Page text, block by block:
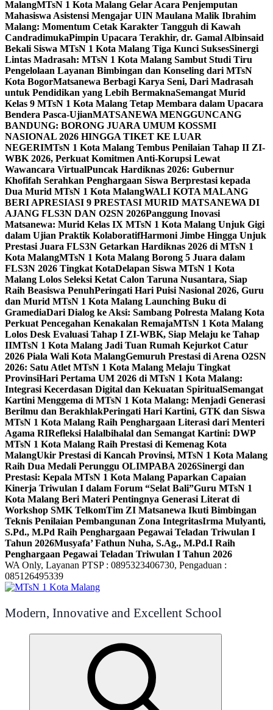
MalangMTsN 1 Kota Malang Gelar Acara Penjemputan
Mahasiswa Asistensi Mengajar UIN Maulana Malik Ibrahim
Malang: Momentum Cetak Karakter Tangguh di Kawah
CandradimukaPimpin Upacara Terakhir, dr. Gamal Albinsaid
Bekali Siswa MTsN 1 Kota Malang Tiga Kunci SuksesSinergi
Lintas Madrasah: MTsN 1 Kota Malang Sambut Studi Tiru
Pengelolaan Layanan Bimbingan dan Konseling dari MTsN
Kota BogorMatsanewa Berbagi Karya Seni, Dari Madrasah
untuk Pendidikan yang Lebih BermaknaSemangat Murid
Kelas 9 MTsN 1 Kota Malang Tetap Membara dalam Upacara
Bendera Pasca-UjianMATSANEWA MENGGUNCANG
BANDUNG: BORONG JUARA UMUM KOSSMI
NASIONAL 2026 HINGGA TIKET KE LUAR
NEGERIMTsN 1 Kota Malang Tembus Penilaian Tahap II ZI-
WBK 2026, Perkuat Komitmen Anti-Korupsi Lewat
Wawancara VirtualPuncak Hardiknas 2026: Gubernur
Khofifah Serahkan Penghargaan Siswa Berprestasi kepada
Dua Murid MTsN 1 Kota MalangWALI KOTA MALANG
BERI APRESIASI 9 PRESTASI MURID MATSANEWA DI
AJANG FLS3N DAN O2SN 2026Panggung Inovasi
Matsanewa: Murid Kelas IX MTsN 1 Kota Malang Unjuk Gigi
dalam Ujian Praktik KolaboratifHarmoni Jimbe Hingga Unjuk
Prestasi Juara FLS3N Getarkan Hardiknas 2026 di MTsN 1
Kota MalangMTsN 1 Kota Malang Borong 5 Juara dalam
FLS3N 2026 Tingkat KotaDelapan Siswa MTsN 1 Kota
Malang Lolos Seleksi Ketat Calon Taruna Nusantara, Siap
Raih Beasiswa PenuhPeringati Hari Puisi Nasional 2026, Guru
dan Murid MTsN 1 Kota Malang Launching Buku di
GramediaDari Dialog ke Aksi: Sambang Polresta Malang Kota
Perkuat Pencegahan Kenakalan RemajaMTsN 1 Kota Malang
Lolos Desk Evaluasi Tahap I ZI-WBK, Siap Melaju ke Tahap
IIMTsN 1 Kota Malang Jadi Tuan Rumah Kejurkot Catur
2026 Piala Wali Kota MalangGemuruh Prestasi di Arena O2SN
2026: Satu Atlet MTsN 1 Kota Malang Melaju Tingkat
ProvinsiHari Pertama UM 2026 di MTsN 1 Kota Malang:
Integrasi Kecerdasan Digital dan Kekuatan SpiritualSemangat
Kartini Menggema di MTsN 1 Kota Malang: Menjadi Generasi
Berilmu dan BerakhlakPeringati Hari Kartini, GTK dan Siswa
MTsN 1 Kota Malang Raih Penghargaan Literasi dari Menteri
Agama RIRefleksi Halalbihalal dan Semangat Kartini: DWP
MTsN 1 Kota Malang Raih Prestasi di Kemenag Kota
MalangUkir Prestasi di Kancah Provinsi, MTsN 1 Kota Malang
Raih Dua Medali Perunggu OLIMPABA 2026Sinergi dan
Prestasi: Kepala MTsN 1 Kota Malang Paparkan Capaian
Kinerja Triwulan I dalam Forum “Selat Bali”Guru MTsN 1
Kota Malang Beri Materi Pentingnya Generasi Literat di
Workshop SMK TelkomTim ZI Matsanewa Ikuti Bimbingan
Teknis Penilaian Pembangunan Zona IntegritasIrma Mulyanti,
S.Pd., M.Pd Raih Penghargaan Pegawai Teladan Triwulan I
Tahun 2026Musyafa’ Fathun Nuha, S.Ag., M.Pd.I Raih
Penghargaan Pegawai Teladan Triwulan I Tahun 2026
WA Only, Layanan PTSP : 0895323406730, Pengaduan :
085126495339
Modern, Innovative and Excellent School